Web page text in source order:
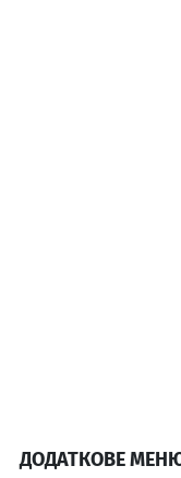
ДОДАТКОВЕ